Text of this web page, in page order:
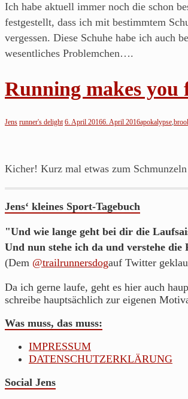
Ich habe aktuell immer noch die schon
festgestellt, dass ich mit bestimmtem
vergessen. Diese Schuhe habe ich auch
wesentliches Problemchen….
Running makes you
Jens runner's delight 6. April 20166. April 2016apokalypse
Kicher! Kurz mal etwas zum
Jens‘ kleines Sport-Tagebuch
"Und wie lange geht bei dir die
Und nun stehe ich da und verstehe die
(Dem @trailrunnersdogauf Twitter
Da ich gerne laufe, geht es hier auch
schreibe hauptsächlich zur eigenen
Was muss, das muss:
IMPRESSUM
DATENSCHUTZERKLÄRUNG
Social Jens